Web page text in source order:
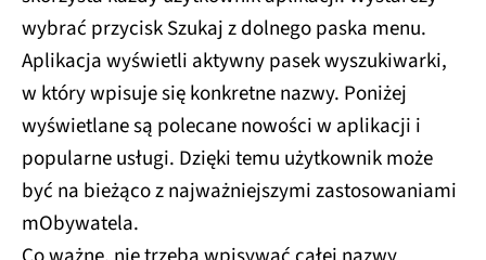
wybrać przycisk Szukaj z dolnego paska menu.
Aplikacja wyświetli aktywny pasek wyszukiwarki,
w który wpisuje się konkretne nazwy. Poniżej
wyświetlane są polecane nowości w aplikacji i
popularne usługi. Dzięki temu użytkownik może
być na bieżąco z najważniejszymi zastosowaniami
mObywatela.